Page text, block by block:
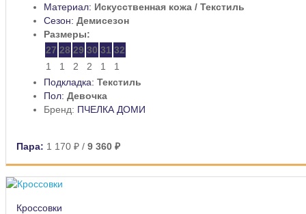
Материал: Искусственная кожа / Текстиль
Сезон: Демисезон
Размеры:
27 28 29 30 31 32
1
1 2 2 1
1
Подкладка: Текстиль
Пол: Девочка
Бренд: ПЧЕЛКА ДОМИ
Пара: 1 170 ₽ / 9 360 ₽
Кроссовки